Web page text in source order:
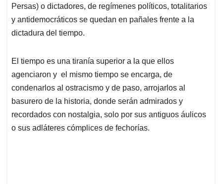
p
p
o
k
I
n
s
Persas) o dictadores, de regímenes políticos, totalitarios
y antidemocráticos se quedan en pañales frente a la
dictadura del tiempo.
El tiempo es una tiranía superior a la que ellos
agenciaron y el mismo tiempo se encarga, de
condenarlos al ostracismo y de paso, arrojarlos al
basurero de la historia, donde serán admirados y
recordados con nostalgia, solo por sus antiguos áulicos
o sus adláteres cómplices de fechorías.